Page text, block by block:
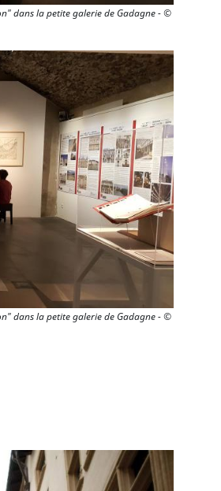
dans la petite galerie de Gadagne - ©
dans la petite galerie de Gadagne - ©